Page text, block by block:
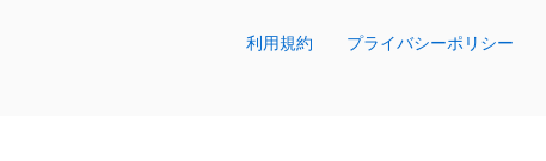
利用規約 プライバシーポリシー